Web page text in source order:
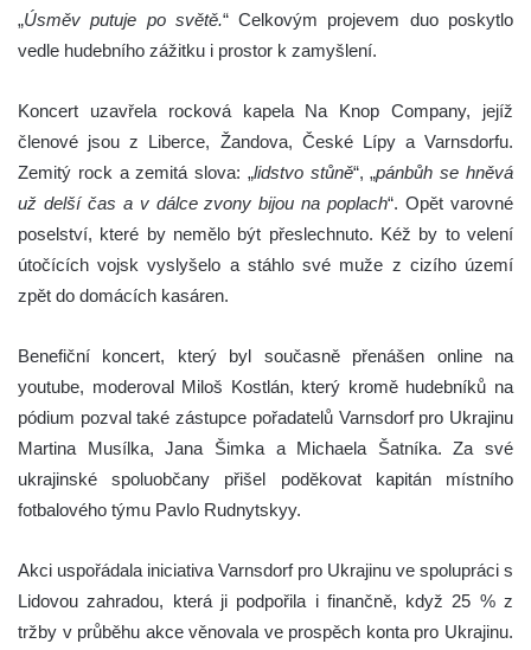
„Úsměv putuje po světě.“ Celkovým projevem duo poskytlo
vedle hudebního zážitku i prostor k zamyšlení.
Koncert uzavřela rocková kapela Na Knop Company, jejíž
členové jsou z Liberce, Žandova, České Lípy a Varnsdorfu.
Zemitý rock a zemitá slova: „lidstvo stůně“, „pánbůh se hněvá
už delší čas a v dálce zvony bijou na poplach“. Opět varovné
poselství, které by nemělo být přeslechnuto. Kéž by to velení
útočících vojsk vyslyšelo a stáhlo své muže z cizího území
zpět do domácích kasáren.
Benefiční koncert, který byl současně přenášen online na
youtube, moderoval Miloš Kostlán, který kromě hudebníků na
pódium pozval také zástupce pořadatelů Varnsdorf pro Ukrajinu
Martina Musílka, Jana Šimka a Michaela Šatníka. Za své
ukrajinské spoluobčany přišel poděkovat kapitán místního
fotbalového týmu Pavlo Rudnytskyy.
Akci uspořádala iniciativa Varnsdorf pro Ukrajinu ve spolupráci s
Lidovou zahradou, která ji podpořila i finančně, když 25 % z
tržby v průběhu akce věnovala ve prospěch konta pro Ukrajinu.